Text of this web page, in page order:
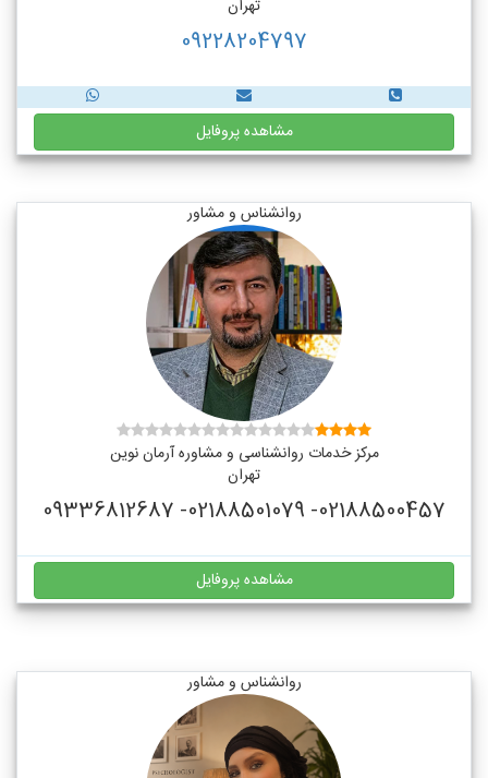
تهران
09228204797
مشاهده پروفایل
روانشناس و مشاور
مرکز خدمات روانشناسی و مشاوره آرمان نوین
تهران
02188500457- 02188501079- 09336812687
مشاهده پروفایل
روانشناس و مشاور